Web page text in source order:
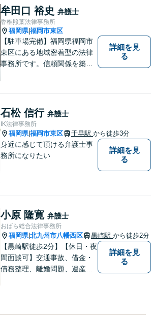
倫慰謝料のご相談は初回無料
です。【夜間・土日対応】
牟田口 裕史 弁護士
香椎照葉法律事務所
福岡県|福岡市東区
【駐車場完備】福岡県福岡市
東区にある地域密着型の法律
事務所です。信頼関係を築
も構いませんので、お困りの
方は気軽にご相談ください。
詳細を見
る
石松 信行 弁護士
IK法律事務所
福岡県|福岡市東区 千早駅 から徒歩3分
身近に感じて頂ける弁護士事
務所になりたい
詳細を見
る
小原 隆寛 弁護士
おばら総合法律事務所
福岡県|北九州市八幡西区 黒崎駅 から徒歩2分
【黒崎駅徒歩2分】【休日・夜
間面談可】交通事故、借金・
債務整理、離婚問題、遺産相
と弁護士に相談してもいいの
詳細を見
る